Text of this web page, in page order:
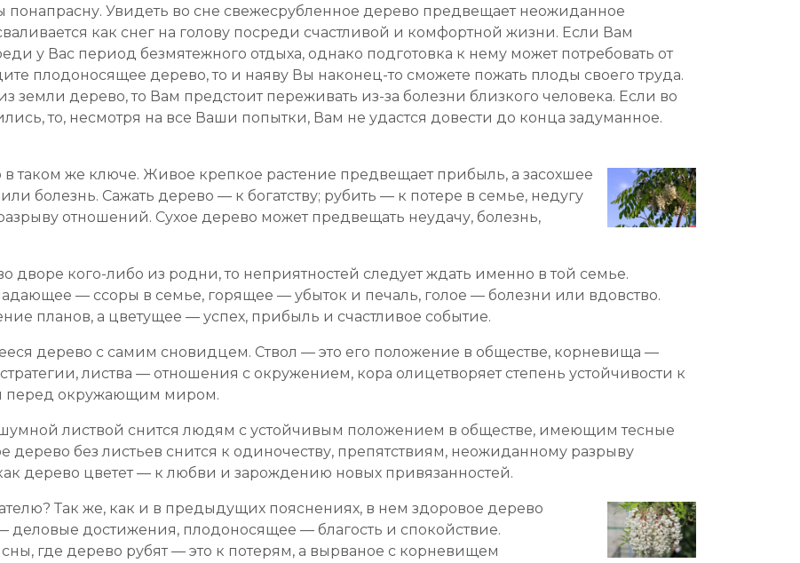
понапрасну. Увидеть во сне свежесрубленное дерево предвещает неожиданное
как снег на голову посреди счастливой и комфортной жизни. Если Вам
у Вас период безмятежного отдыха, однако подготовка к нему может потребовать от
плодоносящее дерево, то и наяву Вы наконец-то сможете пожать плоды своего труда.
дерево, то Вам предстоит переживать из-за болезни близкого человека. Если во
то, несмотря на все Ваши попытки, Вам не удастся довести до конца задуманное.
таком же ключе. Живое крепкое растение предвещает прибыль, а засохшее
болезнь. Сажать дерево — к богатству; рубить — к потере в семье, недугу
отношений. Сухое дерево может предвещать неудачу, болезнь,
дворе кого-либо из родни, то неприятностей следует ждать именно в той семье.
— ссоры в семье, горящее — убыток и печаль, голое — болезни или вдовство.
планов, а цветущее — успех, прибыль и счастливое событие.
дерево с самим сновидцем. Ствол — это его положение в обществе, корневища —
листва — отношения с окружением, кора олицетворяет степень устойчивости к
перед окружающим миром.
листвой снится людям с устойчивым положением в обществе, имеющим тесные
дерево без листьев снится к одиночеству, препятствиям, неожиданному разрыву
дерево цветет — к любви и зарождению новых привязанностей.
Так же, как и в предыдущих пояснениях, в нем здоровое дерево
деловые достижения, плодоносящее — благость и спокойствие.
где дерево рубят — это к потерям, а вырваное с корневищем